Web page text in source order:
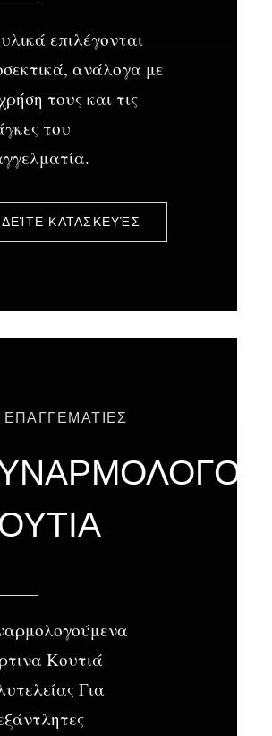
επιλέγονται
ανάλογα με
τους και τις
του
ΔΕΊΤΕ ΚΑΤΑΣΚΕΥΈΣ
ΕΠΑΓΓΕΜΑΤΙΕΣ
Κουτιά
Για